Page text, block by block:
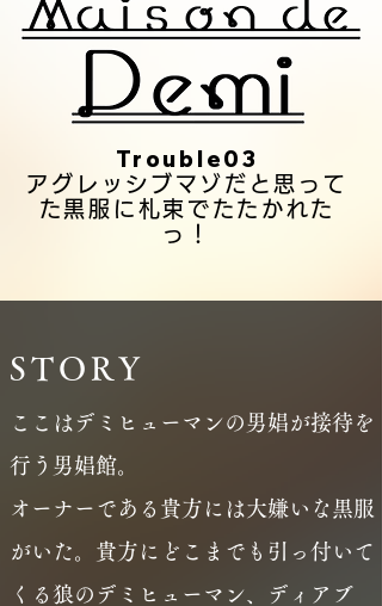
Trouble03
アグレッシブマゾだと思って
た黒服に札束でたたかれた
っ！
STORY
ここはデミヒューマンの男娼が接待を
行う男娼館。
オーナーである貴方には大嫌いな黒服
がいた。貴方にどこまでも引っ付いて
くる狼のデミヒューマン、ディアブ